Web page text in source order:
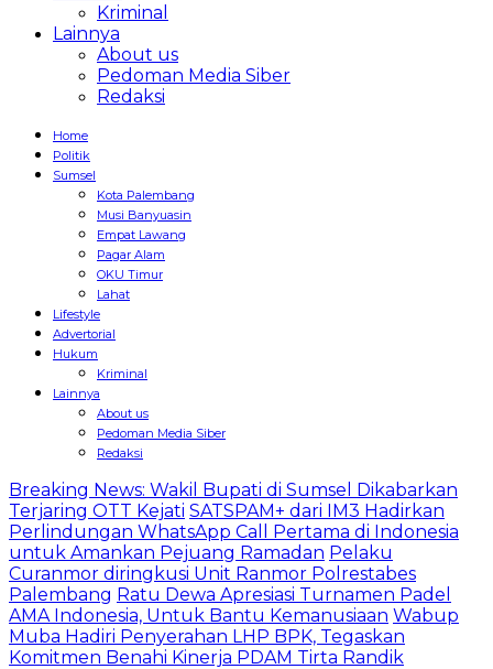
Kriminal
Lainnya
About us
Pedoman Media Siber
Redaksi
Home
Politik
Sumsel
Kota Palembang
Musi Banyuasin
Empat Lawang
Pagar Alam
OKU Timur
Lahat
Lifestyle
Advertorial
Hukum
Kriminal
Lainnya
About us
Pedoman Media Siber
Redaksi
Breaking News: Wakil Bupati di Sumsel Dikabarkan
Terjaring OTT Kejati SATSPAM+ dari IM3 Hadirkan
Perlindungan WhatsApp Call Pertama di Indonesia
untuk Amankan Pejuang Ramadan Pelaku
Curanmor diringkusi Unit Ranmor Polrestabes
Palembang Ratu Dewa Apresiasi Turnamen Padel
AMA Indonesia, Untuk Bantu Kemanusiaan Wabup
Muba Hadiri Penyerahan LHP BPK, Tegaskan
Komitmen Benahi Kinerja PDAM Tirta Randik